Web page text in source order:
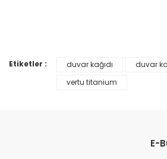
Ürün bilgilerinde hatalar bulunuyor.
Etiketler : duvar kağıdı duvar
vertu titanium
E-